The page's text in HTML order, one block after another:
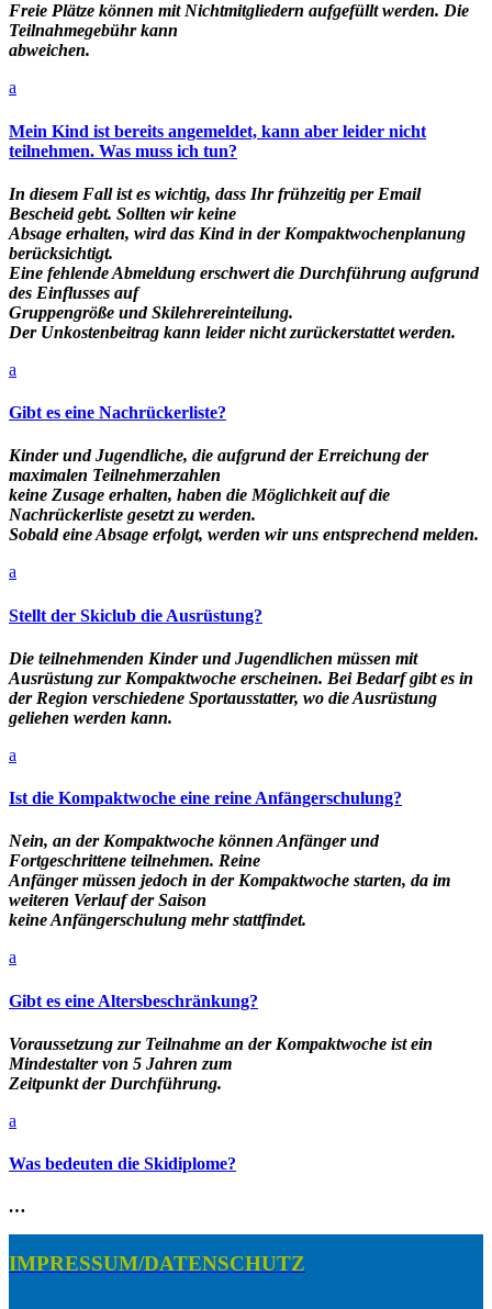
Freie Plätze können mit Nichtmitgliedern aufgefüllt werden. Die
Teilnahmegebühr kann
abweichen.
a
Mein Kind ist bereits angemeldet, kann aber leider nicht
teilnehmen. Was muss ich tun?
In diesem Fall ist es wichtig, dass Ihr frühzeitig per Email
Bescheid gebt. Sollten wir keine
Absage erhalten, wird das Kind in der Kompaktwochenplanung
berücksichtigt.
Eine fehlende Abmeldung erschwert die Durchführung aufgrund
des Einflusses auf
Gruppengröße und Skilehrereinteilung.
Der Unkostenbeitrag kann leider nicht zurückerstattet werden.
a
Gibt es eine Nachrückerliste?
Kinder und Jugendliche, die aufgrund der Erreichung der
maximalen Teilnehmerzahlen
keine Zusage erhalten, haben die Möglichkeit auf die
Nachrückerliste gesetzt zu werden.
Sobald eine Absage erfolgt, werden wir uns entsprechend melden.
a
Stellt der Skiclub die Ausrüstung?
Die teilnehmenden Kinder und Jugendlichen müssen mit
Ausrüstung zur Kompaktwoche erscheinen. Bei Bedarf gibt es in
der Region verschiedene Sportausstatter, wo die Ausrüstung
geliehen werden kann.
a
Ist die Kompaktwoche eine reine Anfängerschulung?
Nein, an der Kompaktwoche können Anfänger und
Fortgeschrittene teilnehmen. Reine
Anfänger müssen jedoch in der Kompaktwoche starten, da im
weiteren Verlauf der Saison
keine Anfängerschulung mehr stattfindet.
a
Gibt es eine Altersbeschränkung?
Voraussetzung zur Teilnahme an der Kompaktwoche ist ein
Mindestalter von 5 Jahren zum
Zeitpunkt der Durchführung.
a
Was bedeuten die Skidiplome?
…
IMPRESSUM/DATENSCHUTZ